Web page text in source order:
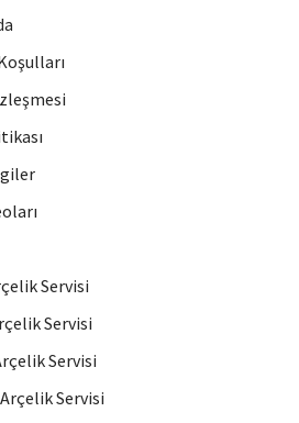
Servisi
Servisi
Servisi
Servisi